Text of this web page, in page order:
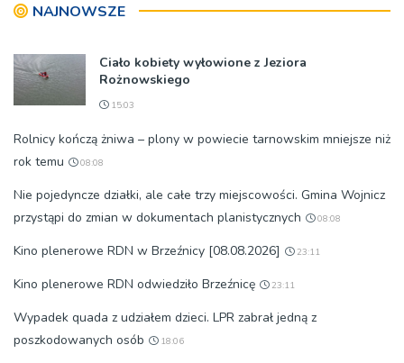
NAJNOWSZE
Ciało kobiety wyłowione z Jeziora
Rożnowskiego
15:03
Rolnicy kończą żniwa – plony w powiecie tarnowskim mniejsze niż
rok temu
08:08
Nie pojedyncze działki, ale całe trzy miejscowości. Gmina Wojnicz
przystąpi do zmian w dokumentach planistycznych
08:08
Kino plenerowe RDN w Brzeźnicy [08.08.2026] 23:11
Kino plenerowe RDN odwiedziło Brzeźnicę 23:11
Wypadek quada z udziałem dzieci. LPR zabrał jedną z
poszkodowanych osób
18:06